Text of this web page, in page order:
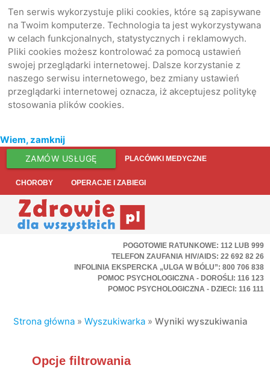
Ten serwis wykorzystuje pliki cookies, które są zapisywane
na Twoim komputerze. Technologia ta jest wykorzystywana
w celach funkcjonalnych, statystycznych i reklamowych.
Pliki cookies możesz kontrolować za pomocą ustawień
swojej przeglądarki internetowej. Dalsze korzystanie z
naszego serwisu internetowego, bez zmiany ustawień
przeglądarki internetowej oznacza, iż akceptujesz politykę
stosowania plików cookies.
Wiem, zamknij
ZAMÓW USŁUGĘ PLACÓWKI MEDYCZNE
CHOROBY OPERACJE I ZABIEGI
POGOTOWIE RATUNKOWE: 112 LUB 999
TELEFON ZAUFANIA HIV/AIDS: 22 692 82 26
INFOLINIA EKSPERCKA „ULGA W BÓLU”: 800 706 838
POMOC PSYCHOLOGICZNA - DOROŚLI: 116 123
POMOC PSYCHOLOGICZNA - DZIECI: 116 111
Strona główna »Wyszukiwarka »Wyniki wyszukiwania
Opcje filtrowania